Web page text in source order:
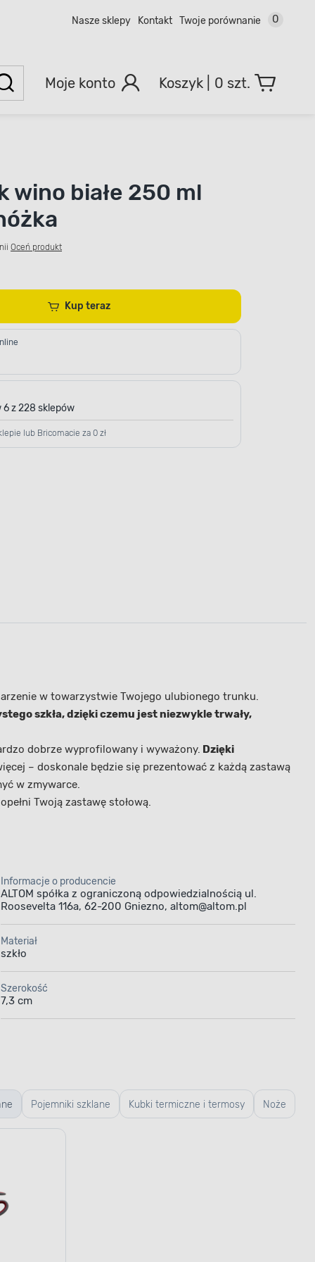
Nasze sklepy Kontakt Twoje porównanie 0
Moje konto 0 szt.
wino białe 250 ml
Oceń produkt
Kup teraz
z 228 sklepów
lub Bricomacie za 0 zł
w towarzystwie Twojego ulubionego trunku.
szkła, dzięki czemu jest niezwykle trwały,
dobrze wyprofilowany i wyważony. Dzięki
– doskonale będzie się prezentować z każdą zastawą
w zmywarce.
Twoją zastawę stołową.
Informacje o producencie
ALTOM spółka z ograniczoną odpowiedzialnością ul.
Roosevelta 116a, 62-200 Gniezno, altom@altom.pl
Materiał
szkło
Szerokość
7,3 cm
Pojemniki szklane Kubki termiczne i termosy Noże